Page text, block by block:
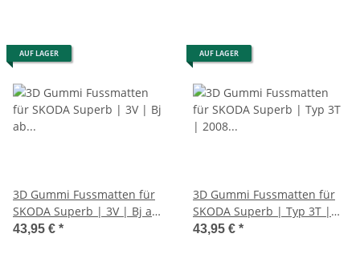
AUF LAGER
3D Gummi Fussmatten für
SKODA Superb | 3V | Bj ab
2015> | passgenau mit
43,95 € *
AUF LAGER
3D Gummi Fussmatten für
SKODA Superb | Typ 3T |
2008 - 2015 | passgenau mit
43,95 € *